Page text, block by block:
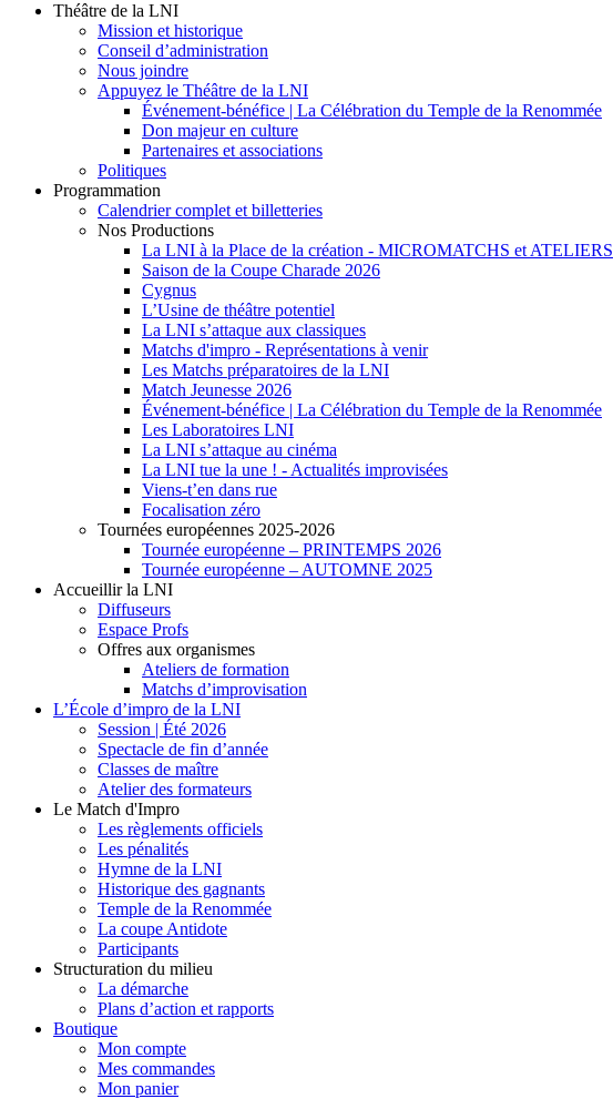
Théâtre de la LNI
Mission et historique
Conseil d’administration
Nous joindre
Appuyez le Théâtre de la LNI
Événement-bénéfice | La Célébration du Temple de la Renommée
Don majeur en culture
Partenaires et associations
Politiques
Programmation
Calendrier complet et billetteries
Nos Productions
La LNI à la Place de la création - MICROMATCHS et ATELIERS
Saison de la Coupe Charade 2026
Cygnus
L’Usine de théâtre potentiel
La LNI s’attaque aux classiques
Matchs d'impro - Représentations à venir
Les Matchs préparatoires de la LNI
Match Jeunesse 2026
Événement-bénéfice | La Célébration du Temple de la Renommée
Les Laboratoires LNI
La LNI s’attaque au cinéma
La LNI tue la une ! - Actualités improvisées
Viens-t’en dans rue
Focalisation zéro
Tournées européennes 2025-2026
Tournée européenne – PRINTEMPS 2026
Tournée européenne – AUTOMNE 2025
Accueillir la LNI
Diffuseurs
Espace Profs
Offres aux organismes
Ateliers de formation
Matchs d’improvisation
L’École d’impro de la LNI
Session | Été 2026
Spectacle de fin d’année
Classes de maître
Atelier des formateurs
Le Match d'Impro
Les règlements officiels
Les pénalités
Hymne de la LNI
Historique des gagnants
Temple de la Renommée
La coupe Antidote
Participants
Structuration du milieu
La démarche
Plans d’action et rapports
Boutique
Mon compte
Mes commandes
Mon panier